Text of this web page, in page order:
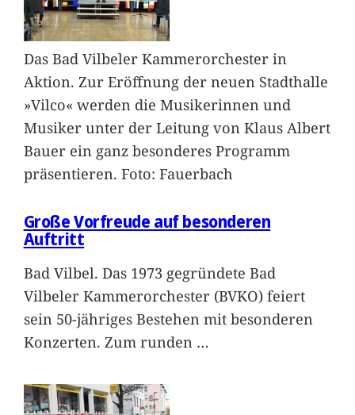
Das Bad Vilbeler Kammerorchester in
Aktion. Zur Eröffnung der neuen Stadthalle
»Vilco« werden die Musikerinnen und
Musiker unter der Leitung von Klaus Albert
Bauer ein ganz besonderes Programm
präsentieren. Foto: Fauerbach
Große Vorfreude auf besonderen
Auftritt
Bad Vilbel. Das 1973 gegründete Bad
Vilbeler Kammerorchester (BVKO) feiert
sein 50-jähriges Bestehen mit besonderen
Konzerten. Zum runden …